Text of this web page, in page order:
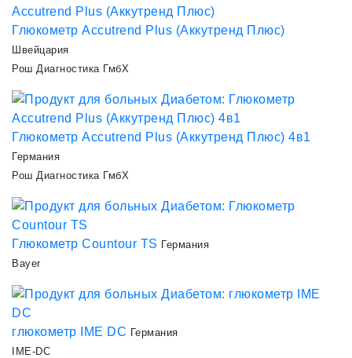
Глюкометр Accutrend Plus (Аккутренд Плюс)
Швейцария
Рош Диагностика ГмбХ
Глюкометр Accutrend Plus (Аккутренд Плюс) 4в1
Германия
Рош Диагностика ГмбХ
Глюкометр Countour TS Германия
Bayer
глюкометр IME DC Германия
IME-DC